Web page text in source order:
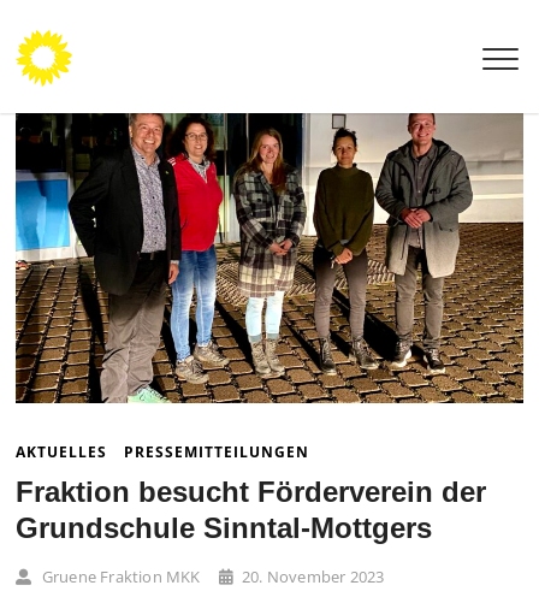
AKTUELLES PRESSEMITTEILUNGEN
Fraktion besucht Förderverein der
Grundschule Sinntal-Mottgers
Gruene Fraktion MKK 20. November 2023